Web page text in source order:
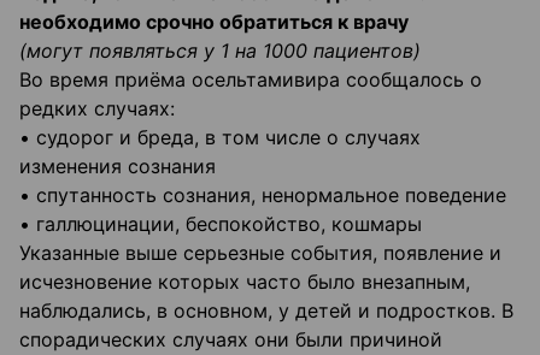
необходимо срочно обратиться к врачу
(могут появляться у 1 на 1000 пациентов)
Во время приёма осельтамивира сообщалось о
редких случаях:
• судорог и бреда, в том числе о случаях
изменения сознания
• спутанность сознания, ненормальное поведение
• галлюцинации, беспокойство, кошмары
Указанные выше серьезные события, появление и
исчезновение которых часто было внезапным,
наблюдались, в основном, у детей и подростков. В
спорадических случаях они были причиной